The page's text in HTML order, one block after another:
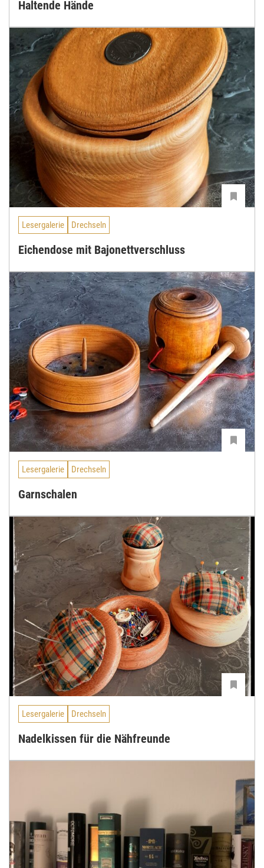
Haltende Hände
Lesergalerie Drechseln
Eichendose mit Bajonettverschluss
Lesergalerie Drechseln
Garnschalen
Lesergalerie Drechseln
Nadelkissen für die Nähfreunde